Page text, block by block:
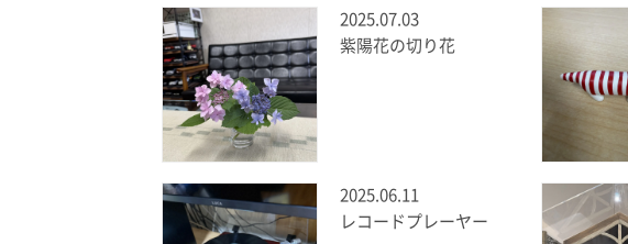
2025.07.03
紫陽花の切り花
2025.06.11
レコードプレーヤー